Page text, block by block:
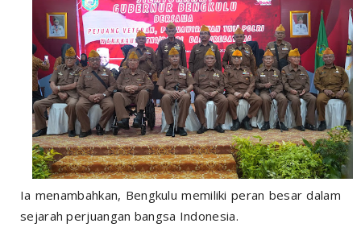
Ia menambahkan, Bengkulu memiliki peran besar dalam
sejarah perjuangan bangsa Indonesia.